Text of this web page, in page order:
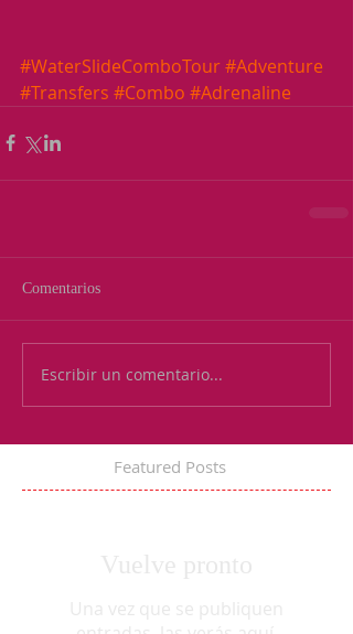
Featured Posts
#WaterSlideComboTour #Adventure
#Transfers #Combo #Adrenaline
Comentarios
Escribir un comentario...